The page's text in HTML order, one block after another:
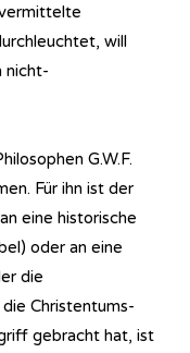
will
nicht-
G.W.F.
Für ihn ist der
eine historische
oder an eine
die
Christentums-
gebracht hat, ist